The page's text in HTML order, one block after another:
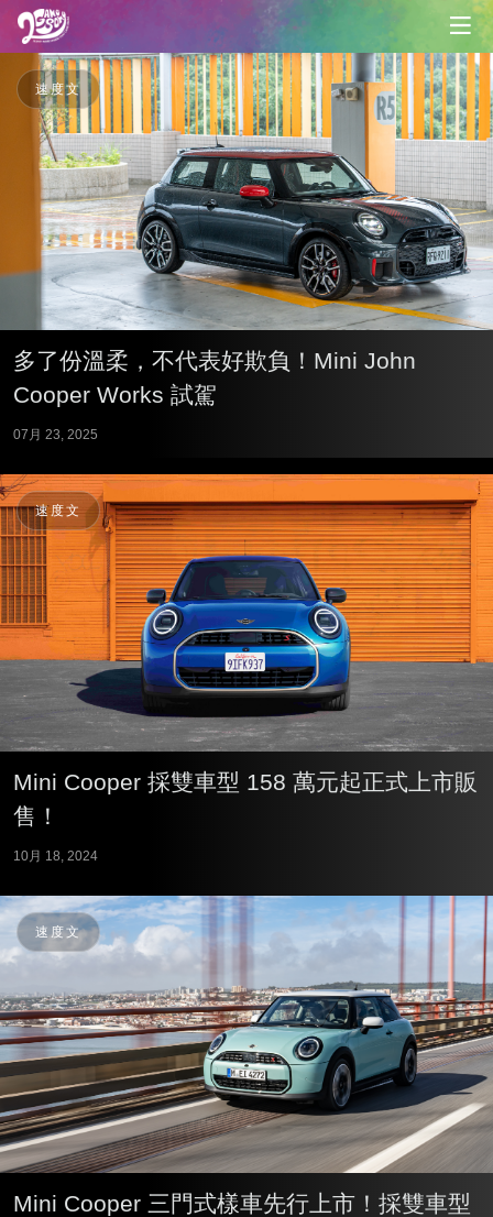
速度文
多了份溫柔，不代表好欺負！Mini John
Cooper Works 試駕
07月 23, 2025
速度文
Mini Cooper 採雙車型 158 萬元起正式上市販
售！
10月 18, 2024
速度文
Mini Cooper 三門式樣車先行上市！採雙車型